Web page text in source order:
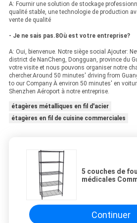
A: Fournir une solution de stockage
qualité stable, une technologie de production
vente de qualité
- Je ne sais pas.8Où est votre entreprise?
A: Oui, bienvenue. Notre siège social Ajouter:
district de NanCheng, Dongguan, province du
votre visite et nous pouvons organiser notre
chercher.Around 50 minutes' driving from
to our Company À environ 50 minutes' en
Shenzhen Aéroport à notre entreprise.
étagères métalliques en fil d'acier
étagères en fil de cuisine commerciales
5 couches de
médicales
Continuer